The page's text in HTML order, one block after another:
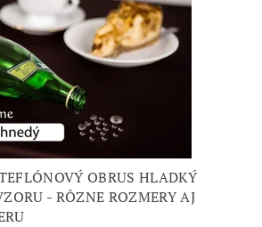
OBRUS HLADKÝ
- RÔZNE ROZMERY AJ